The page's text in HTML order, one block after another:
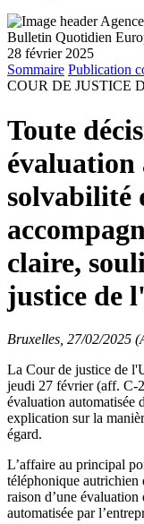
Bulletin Quotidien
28 février 2025
Sommaire Publication
COUR DE JUSTICE
Toute
évaluation
solvabilité
claire,
justice de
Bruxelles, 27/02/2025
La Cour de justice de
jeudi 27 février (aff. C-
évaluation automatisée
explication sur la
égard.
L’affaire au principal
téléphonique autrichien
raison d’une
automatisée par